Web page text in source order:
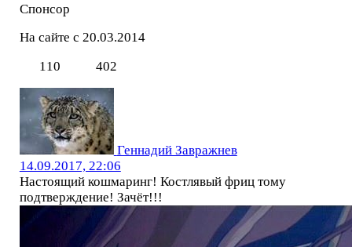
Спонсор
На сайте с 20.03.2014
110
402
Геннадий Завражнев
14.09.2017, 22:06
Настоящий кошмаринг! Костлявый фриц тому
подтверждение! Зачёт!!!